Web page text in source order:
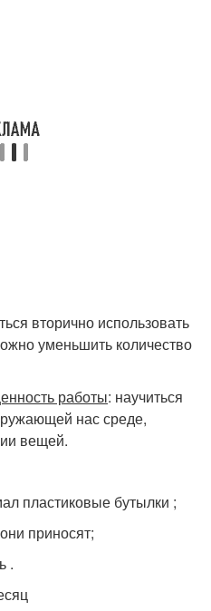
вторично использовать
уменьшить количество
работы: научиться
нас среде,
вещей.
пластиковые бутылки ;
приносят;
.